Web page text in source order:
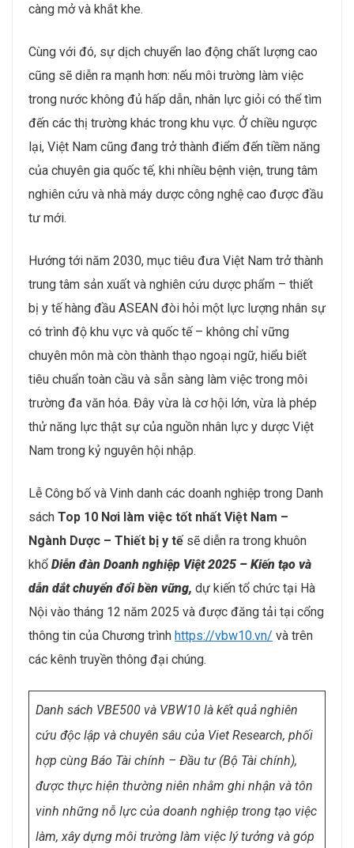
càng mở và khắt khe.
Cùng với đó, sự dịch chuyển lao động chất lượng cao
cũng sẽ diễn ra mạnh hơn: nếu môi trường làm việc
trong nước không đủ hấp dẫn, nhân lực giỏi có thể tìm
đến các thị trường khác trong khu vực. Ở chiều ngược
lại, Việt Nam cũng đang trở thành điểm đến tiềm năng
của chuyên gia quốc tế, khi nhiều bệnh viện, trung tâm
nghiên cứu và nhà máy dược công nghệ cao được đầu
tư mới.
Hướng tới năm 2030, mục tiêu đưa Việt Nam trở thành
trung tâm sản xuất và nghiên cứu dược phẩm – thiết
bị y tế hàng đầu ASEAN đòi hỏi một lực lượng nhân sự
có trình độ khu vực và quốc tế – không chỉ vững
chuyên môn mà còn thành thạo ngoại ngữ, hiểu biết
tiêu chuẩn toàn cầu và sẵn sàng làm việc trong môi
trường đa văn hóa. Đây vừa là cơ hội lớn, vừa là phép
thử năng lực thật sự của nguồn nhân lực y dược Việt
Nam trong kỷ nguyên hội nhập.
Lễ Công bố và Vinh danh các doanh nghiệp trong Danh
sách Top 10 Nơi làm việc tốt nhất Việt Nam –
Ngành Dược – Thiết bị y tếsẽ diễn ra trong khuôn
khổ Diễn đàn Doanh nghiệp Việt 2025 – Kiến tạo và
dẫn dắt chuyển đổi bền vững, dự kiến tổ chức tại Hà
Nội vào tháng 12 năm 2025 và được đăng tải tại cổng
thông tin của Chương trình https://vbw10.vn/ và trên
các kênh truyền thông đại chúng.
Danh sách VBE500 và VBW10 là kết quả nghiên
cứu độc lập và chuyên sâu của Viet Research, phối
hợp cùng Báo Tài chính – Đầu tư (Bộ Tài chính),
được thực hiện thường niên nhằm ghi nhận và tôn
vinh những nỗ lực của doanh nghiệp trong tạo việc
làm, xây dựng môi trường làm việc lý tưởng và góp